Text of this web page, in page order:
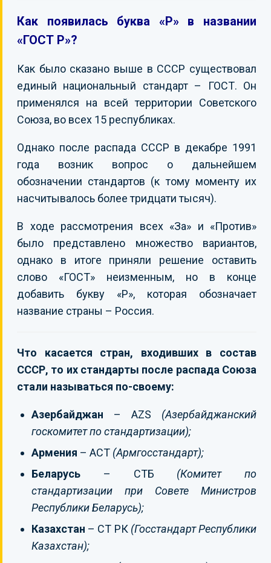
Как появилась буква «Р» в названии
«ГОСТ Р»?
Как было сказано выше в СССР существовал
единый национальный стандарт – ГОСТ. Он
применялся на всей территории Советского
Союза, во всех 15 республиках.
Однако после распада СССР в декабре 1991
года возник вопрос о дальнейшем
обозначении стандартов (к тому моменту их
насчитывалось более тридцати тысяч).
В ходе рассмотрения всех «За» и «Против»
было представлено множество вариантов,
однако в итоге приняли решение оставить
слово «ГОСТ» неизменным, но в конце
добавить букву «Р», которая обозначает
название страны – Россия.
Что касается стран, входивших в состав
СССР, то их стандарты после распада Союза
стали называться по-своему:
Азербайджан – AZS (Азербайджанский
госкомитет по стандартизации);
Армения – ACT (Армгосстандарт);
Беларусь – СТБ (Комитет по
стандартизации при Совете Министров
Республики Беларусь);
Казахстан – СТ РК (Госстандарт Республики
Казахстан);